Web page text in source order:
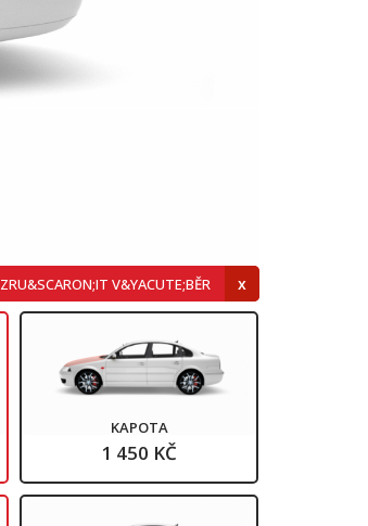
ZRU&SCARON;IT V&YACUTE;BĚR
KAPOTA
1 450 KČ